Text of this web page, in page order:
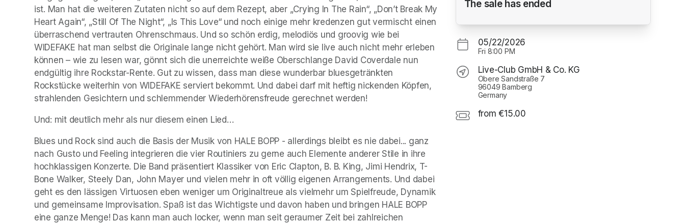
ist. Man hat die weiteren Zutaten nicht so auf dem Rezept, aber „Crying In The Rain“, „Don’t Break My
Heart Again“, „Still Of The Night“, „Is This Love“ und noch einige mehr kredenzen gut vermischt einen
überraschend vertrauten Ohrenschmaus. Und so schön erdig, melodiös und groovig wie bei
WIDEFAKE hat man selbst die Originale lange nicht gehört. Man wird sie live auch nicht mehr erleben
können – wie zu lesen war, gönnt sich die unerreichte weiße Oberschlange David Coverdale nun
endgültig ihre Rockstar-Rente. Gut zu wissen, dass man diese wunderbar bluesgetränkten
Rockstücke weiterhin von WIDEFAKE serviert bekommt. Und dabei darf mit heftig nickenden Köpfen,
strahlenden Gesichtern und schlemmender Wiederhörensfreude gerechnet werden!
Und: mit deutlich mehr als nur diesem einen Lied…
Blues und Rock sind auch die Basis der Musik von HALE BOPP - allerdings bleibt es nie dabei... ganz
nach Gusto und Feeling integrieren die vier Routiniers zu gerne auch Elemente anderer Stile in ihre
hochklassigen Konzerte. Die Band präsentiert Klassiker von Eric Clapton, B. B. King, Jimi Hendrix, T-
Bone Walker, Steely Dan, John Mayer und vielen mehr in oft völlig eigenen Arrangements. Und dabei
geht es den lässigen Virtuosen eben weniger um Originaltreue als vielmehr um Spielfreude, Dynamik
und gemeinsame Improvisation. Spaß ist das Wichtigste und davon haben und bringen HALE BOPP
eine ganze Menge! Das kann man auch locker, wenn man seit geraumer Zeit bei zahlreichen
The sale has ended
05/22/2026
Fri 8:00 PM
Live-Club GmbH & Co. KG
Obere Sandstraße 7
96049 Bamberg
Germany
from €15.00